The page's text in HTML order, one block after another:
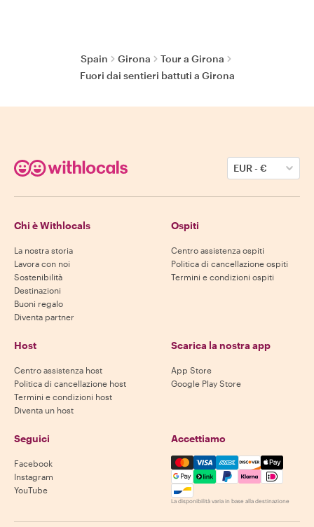
Spain Girona
Tour a Girona
Fuori dai sentieri battuti a Girona
EUR-€
Chi è Withlocals
La nostra storia
Lavora con noi
Sostenibilità
Destinazioni
Buoni regalo
Diventa partner
Ospiti
Centro assistenza ospiti
Politica di cancellazione ospiti
Termini e condizioni ospiti
Host
Centro assistenza host
Politica di cancellazione host
Termini e condizioni host
Diventa un host
Scarica la nostra app
App Store
Google Play Store
Seguici
Facebook
Instagram
YouTube
Accettiamo
Mastercard, Visa, Amex,
La disponibilità varia in base alla destinazione